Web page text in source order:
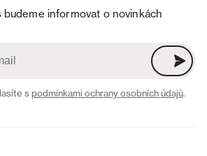
budeme informovat o novinkách
spodmínkami ochrany osobních údajů.